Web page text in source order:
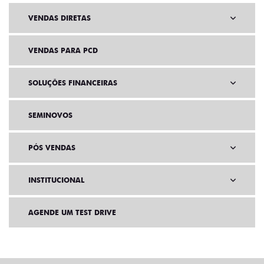
VENDAS DIRETAS
VENDAS PARA PCD
SOLUÇÕES FINANCEIRAS
SEMINOVOS
PÓS VENDAS
INSTITUCIONAL
AGENDE UM TEST DRIVE